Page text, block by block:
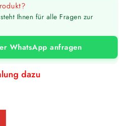
Ihnen für alle Fragen zur
WhatsApp anfragen
dazu